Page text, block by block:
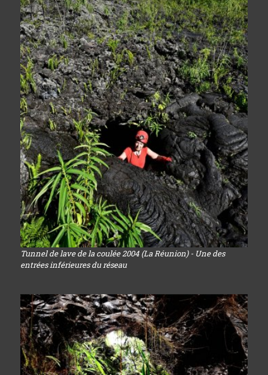
Tunnel de lave de la coulée 2004 (La Réunion) - Une des
entrées inférieures du réseau